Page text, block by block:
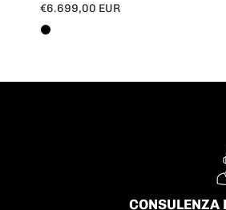
Prezzo normale
€6.699,00 EUR
CONSULENZA